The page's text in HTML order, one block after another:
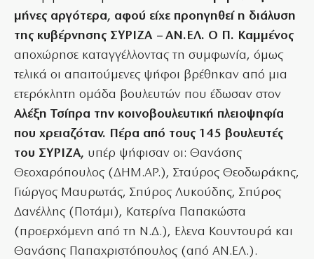
μήνες αργότερα, αφού είχε προηγηθεί η διάλυση
της κυβέρνησης ΣΥΡΙΖΑ – ΑΝ.ΕΛ. Ο Π. Καμμένος
αποχώρησε καταγγέλλοντας τη συμφωνία, όμως
τελικά οι απαιτούμενες ψήφοι βρέθηκαν από μια
ετερόκλητη ομάδα βουλευτών που έδωσαν στον
Αλέξη Τσίπρα την κοινοβουλευτική πλειοψηφία
που χρειαζόταν. Πέρα από τους 145 βουλευτές
του ΣΥΡΙΖΑ, υπέρ ψήφισαν οι: Θανάσης
Θεοχαρόπουλος (ΔΗΜ.ΑΡ.), Σταύρος Θεοδωράκης,
Γιώργος Μαυρωτάς, Σπύρος Λυκούδης, Σπύρος
Δανέλλης (Ποτάμι), Κατερίνα Παπακώστα
(προερχόμενη από τη Ν.Δ.), Ελενα Κουντουρά και
Θανάσης Παπαχριστόπουλος (από ΑΝ.ΕΛ.).